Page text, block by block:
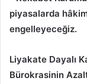
piyasalarda
engelleyeceğiz.
Liyakate Dayalı
Bürokrasinin